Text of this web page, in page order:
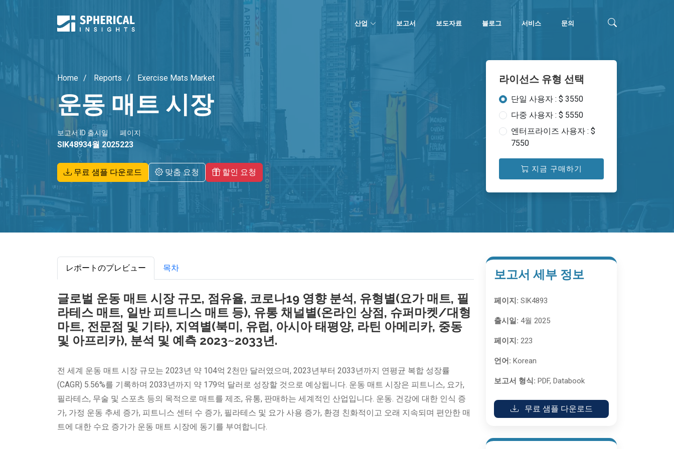
산업 보고서 보도자료 블로그 서비스 문의
Home Reports Exercise Mats Market
운동 매트 시장
보고서 ID
SIK4893
출시일
4월 2025
페이지
223
무료 샘플 다운로드 맞춤 요청 할인 요청
라이선스 유형 선택
단일 사용자 : $ 3550
다중 사용자 : $ 5550
엔터프라이즈 사용자 : $
7550
지금 구매하기
レポートのプレビュー 목차
글로벌 운동 매트 시장 규모, 점유율, 코로나19 영향 분석, 유형별(요가 매트, 필
라테스 매트, 일반 피트니스 매트 등), 유통 채널별(온라인 상점, 슈퍼마켓/대형
마트, 전문점 및 기타), 지역별(북미, 유럽, 아시아 태평양, 라틴 아메리카, 중동
및 아프리카), 분석 및 예측 2023~2033년.
전 세계 운동 매트 시장 규모는 2023년 약 104억 2천만 달러였으며, 2023년부터 2033년까지 연평균 복합 성장률
(CAGR) 5.56%를 기록하며 2033년까지 약 179억 달러로 성장할 것으로 예상됩니다. 운동 매트 시장은 피트니스, 요가,
필라테스, 무술 및 스포츠 등의 목적으로 매트를 제조, 유통, 판매하는 세계적인 산업입니다. 운동. 건강에 대한 인식 증
가, 가정 운동 추세 증가, 피트니스 센터 수 증가, 필라테스 및 요가 사용 증가, 환경 친화적이고 오래 지속되며 편안한 매
트에 대한 수요 증가가 운동 매트 시장에 동기를 부여합니다.
보고서 세부 정보
페이지: SIK4893
출시일: 4월 2025
페이지: 223
언어: Korean
보고서 형식: PDF, Databook
무료 샘플 다운로드